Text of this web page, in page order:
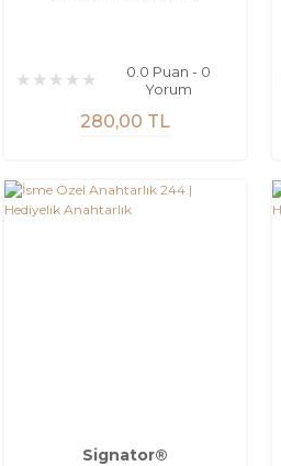
0.0 Puan - 0
Yorum
280,00 TL
Signator®